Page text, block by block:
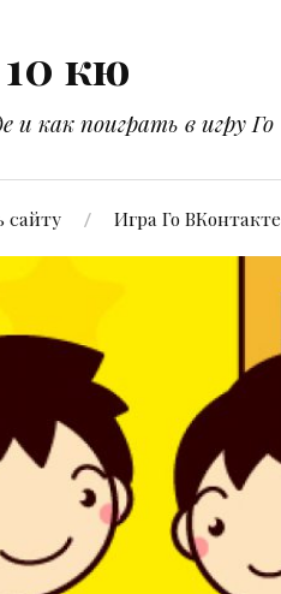
10 кю
и как поиграть в игру Го
сайту Игра Го ВКонтакте